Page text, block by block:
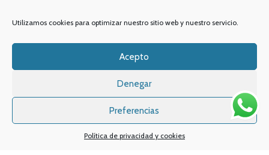
Utilizamos cookies para optimizar nuestro sitio web y nuestro servicio.
Acepto
Denegar
Preferencias
Política de privacidad y cookies